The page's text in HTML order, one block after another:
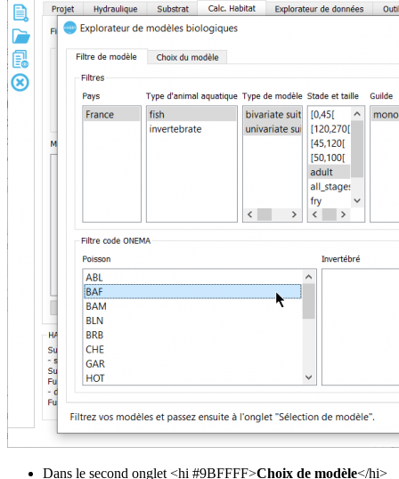
Dans le second onglet <hi #9BFFFF>Choix de modèle</hi>